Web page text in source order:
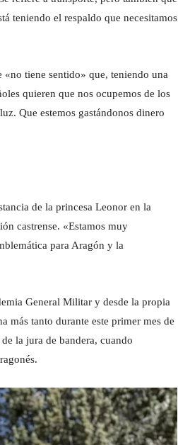
teniendo el respaldo que necesitamos
tiene sentido» que, teniendo una
quieren que nos ocupemos de los
Que estemos gastándonos dinero
de la princesa Leonor en la
castrense. «Estamos muy
para Aragón y la
General Militar y desde la propia
más tanto durante este primer mes de
la jura de bandera, cuando